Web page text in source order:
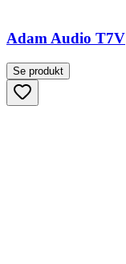
Adam Audio T7V
Se produkt